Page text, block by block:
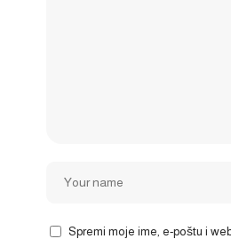
Spremi moje ime, e-poštu i